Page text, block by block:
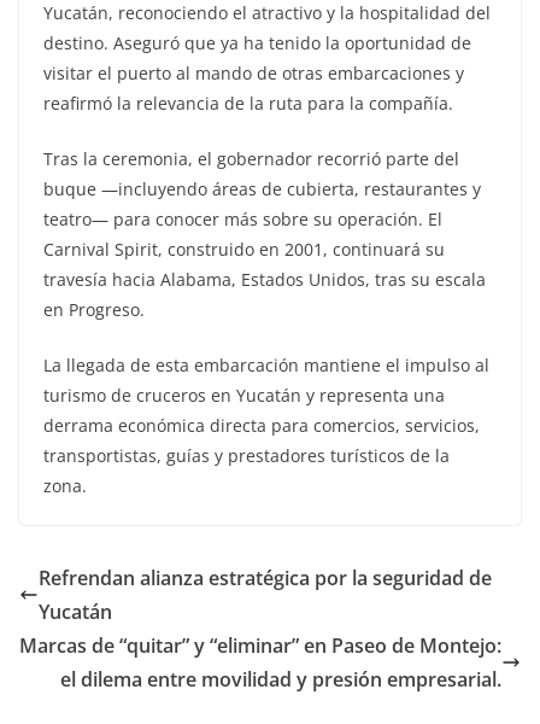
Yucatán, reconociendo el atractivo y la hospitalidad del
destino. Aseguró que ya ha tenido la oportunidad de
visitar el puerto al mando de otras embarcaciones y
reafirmó la relevancia de la ruta para la compañía.
Tras la ceremonia, el gobernador recorrió parte del
buque —incluyendo áreas de cubierta, restaurantes y
teatro— para conocer más sobre su operación. El
Carnival Spirit, construido en 2001, continuará su
travesía hacia Alabama, Estados Unidos, tras su escala
en Progreso.
La llegada de esta embarcación mantiene el impulso al
turismo de cruceros en Yucatán y representa una
derrama económica directa para comercios, servicios,
transportistas, guías y prestadores turísticos de la
zona.
Refrendan alianza estratégica por la seguridad de
Yucatán
Marcas de “quitar” y “eliminar” en Paseo de Montejo:
el dilema entre movilidad y presión empresarial.